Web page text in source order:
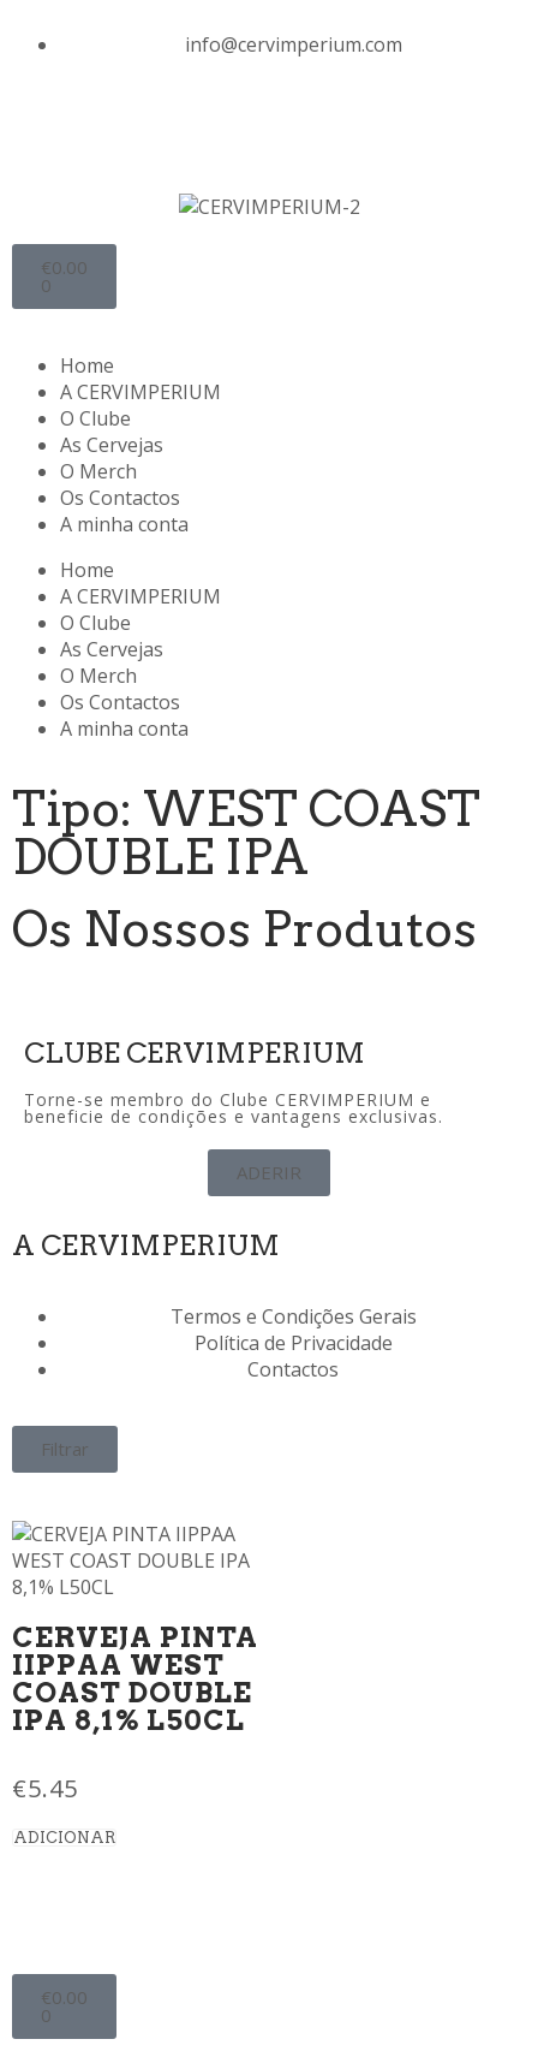
info@cervimperium.com
€0.00
0
Home
A CERVIMPERIUM
O Clube
As Cervejas
O Merch
Os Contactos
A minha conta
Home
A CERVIMPERIUM
O Clube
As Cervejas
O Merch
Os Contactos
A minha conta
Tipo: WEST COAST
DOUBLE IPA
Os Nossos Produtos
CLUBE CERVIMPERIUM
Torne-se membro do Clube CERVIMPERIUM e
beneficie de condições e vantagens exclusivas.
ADERIR
A CERVIMPERIUM
Termos e Condições Gerais
Política de Privacidade
Contactos
Filtrar
CERVEJA PINTA
IIPPAA WEST
COAST DOUBLE
IPA 8,1% L50CL
€5.45
ADICIONAR
€0.00
0